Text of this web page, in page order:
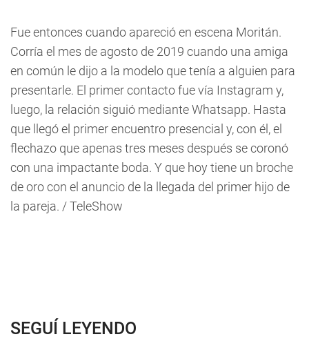
Fue entonces cuando apareció en escena Moritán.
Corría el mes de agosto de 2019 cuando una amiga
en común le dijo a la modelo que tenía a alguien para
presentarle. El primer contacto fue vía Instagram y,
luego, la relación siguió medianteWhatsapp. Hasta
que llegó el primer encuentro presencial y, con él, el
flechazo que apenas tres meses después se coronó
con una impactante boda. Y que hoy tiene un broche
de oro con el anuncio de la llegada del primer hijo de
la pareja. / TeleShow
SEGUÍ LEYENDO